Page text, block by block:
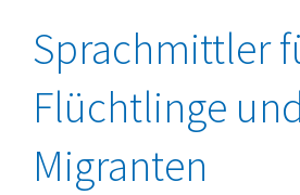
Sprachmittler
Flüchtlinge und
Migranten